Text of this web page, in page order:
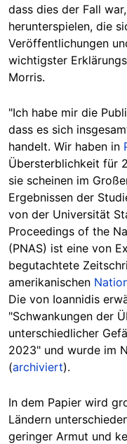
dass dies der Fall
herunterspielen, die
Veröffentlichungen
wichtigster
Morris.
"Ich habe mir die
dass es sich
handelt. Wir haben in
Übersterblichkeit für
sie scheinen im
Ergebnissen der
von der Universität
Proceedings of the
(PNAS) ist eine von
begutachtete
amerikanischen
Die von Ioannidis
"Schwankungen der
unterschiedlicher
2023" und wurde im
(archiviert).
In dem Papier wird
Ländern
geringer Armut und